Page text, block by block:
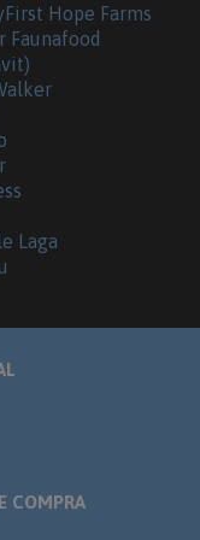
Hope Farms
Faunafood
Laga
COMPRA